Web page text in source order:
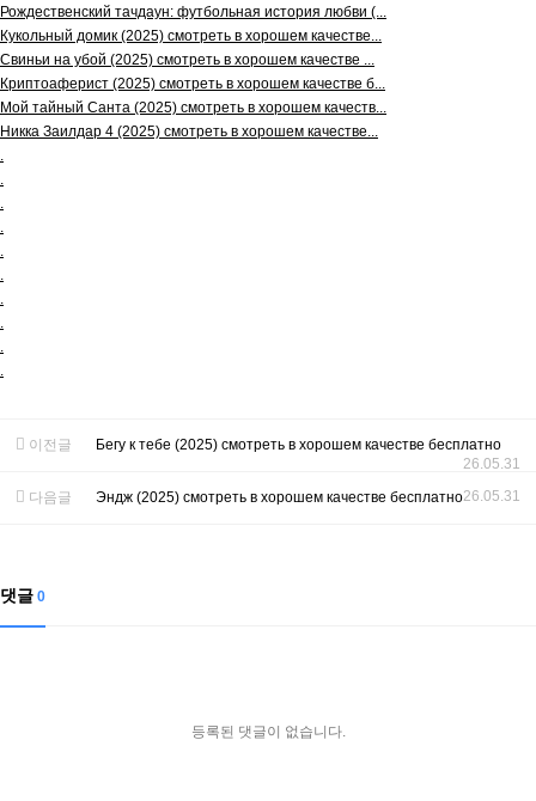
Рождественский тачдаун: футбольная история любви (...
Кукольный домик (2025) смотреть в хорошем качестве...
Свиньи на убой (2025) смотреть в хорошем качестве ...
Криптоаферист (2025) смотреть в хорошем качестве б...
Мой тайный Санта (2025) смотреть в хорошем качеств...
Никка Заилдар 4 (2025) смотреть в хорошем качестве...
이전글
Бегу к тебе (2025) смотреть в хорошем качестве бесплатно
26.05.31
다음글
Эндж (2025) смотреть в хорошем качестве бесплатно26.05.31
댓글 0
등록된 댓글이 없습니다.